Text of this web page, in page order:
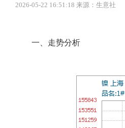
2026-05-22 16:51:18 来源：生意社
一、走势分析